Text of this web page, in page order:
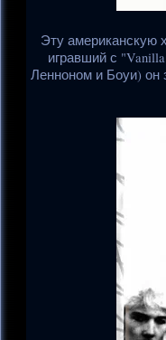
Эту американскую
игравший с
Ленноном и Боуи) он